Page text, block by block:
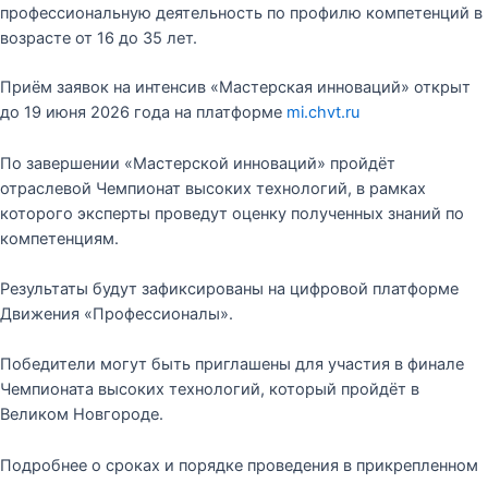
профессиональную деятельность по профилю компетенций в
возрасте от 16 до 35 лет.
Приём заявок на интенсив «Мастерская инноваций» открыт
до 19 июня 2026 года на платформе mi.chvt.ru
По завершении «Мастерской инноваций» пройдёт
отраслевой Чемпионат высоких технологий, в рамках
которого эксперты проведут оценку полученных знаний по
компетенциям.
Результаты будут зафиксированы на цифровой платформе
Движения «Профессионалы».
Победители могут быть приглашены для участия в финале
Чемпионата высоких технологий, который пройдёт в
Великом Новгороде.
Подробнее о сроках и порядке проведения в прикрепленном